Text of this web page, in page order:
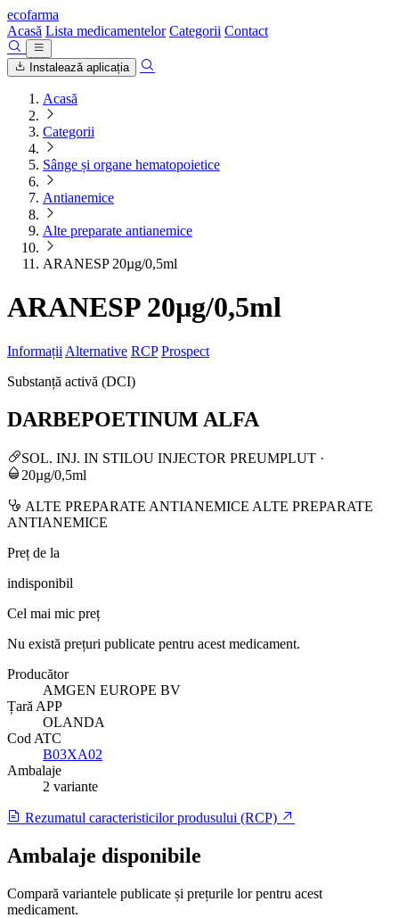
ecofarma
Acasă Lista medicamentelor Categorii Contact
Instalează aplicația
Acasă
Categorii
Sânge și organe hematopoietice
Antianemice
Alte preparate antianemice
ARANESP 20µg/0,5ml
ARANESP 20µg/0,5ml
Informații Alternative RCP Prospect
Substanță activă (DCI)
DARBEPOETINUM ALFA
SOL. INJ. IN STILOU INJECTOR PREUMPLUT ·
20µg/0,5ml
ALTE PREPARATE ANTIANEMICE ALTE PREPARATE
ANTIANEMICE
Preț de la
indisponibil
Cel mai mic preț
Nu există prețuri publicate pentru acest medicament.
Producător
AMGEN EUROPE BV
Țară APP
OLANDA
Cod ATC
B03XA02
Ambalaje
2 variante
Rezumatul caracteristicilor produsului (RCP)
Ambalaje disponibile
Compară variantele publicate și prețurile lor pentru acest
medicament.